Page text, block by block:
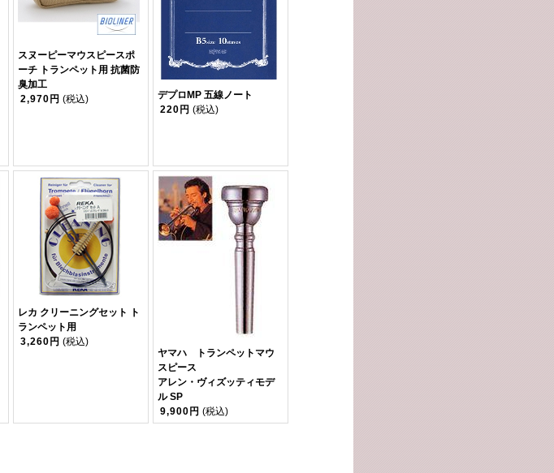
スヌーピーマウスピースポ
ーチ トランペット用 抗菌防
臭加工
2,970円 (税込)
デプロMP 五線ノート
220円 (税込)
レカ クリーニングセット ト
ランペット用
3,260円 (税込)
ヤマハ トランペットマウ
スピース
アレン・ヴィズッティモデ
ル SP
9,900円 (税込)